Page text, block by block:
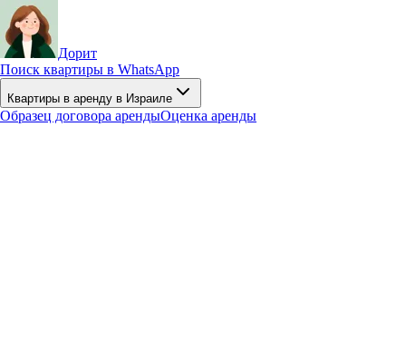
Дорит
Поиск квартиры в WhatsApp
Квартиры в аренду в Израиле
Образец договора арендыОценка аренды